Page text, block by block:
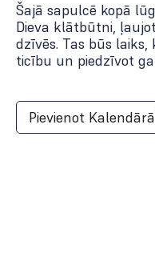
Šajā sapulcē kopā
Dieva klātbūtni,
dzīvēs. Tas būs
ticību un piedzīvot
Pievienot Kalendārā